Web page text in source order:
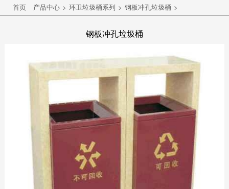
首页 产品中心 > 环卫垃圾桶系列 > 钢板冲孔垃圾桶 >
钢板冲孔垃圾桶